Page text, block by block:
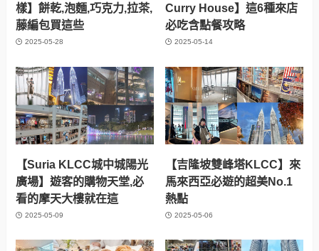
樣】餅乾,泡麵,巧克力,拉茶,
藤編包買這些
2025-05-28
Curry House】這6種來店
必吃含點餐攻略
2025-05-14
【Suria KLCC城中城陽光
廣場】遊客的購物天堂,必
看的摩天大樓就在這
2025-05-09
【吉隆坡雙峰塔KLCC】來
馬來西亞必遊的超美No.1
熱點
2025-05-06